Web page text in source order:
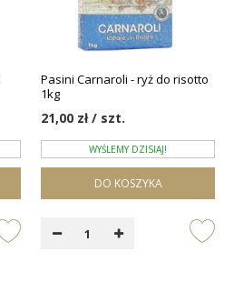
Pasini Carnaroli - ryż do risotto
1kg
21,00 zł / szt.
WYŚLEMY DZISIAJ!
DO KOSZYKA